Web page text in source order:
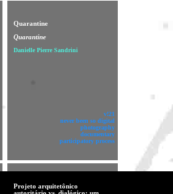
Quarantine
Quarantine
Danielle Pierre Sandrini
v!21
never been so digital
photography
documentary
participatory process
Projeto arquitetônico